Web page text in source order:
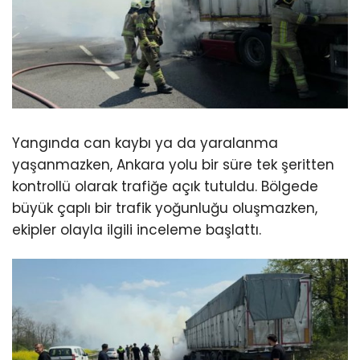
Yangında can kaybı ya da yaralanma
yaşanmazken, Ankara yolu bir süre tek şeritten
kontrollü olarak trafiğe açık tutuldu. Bölgede
büyük çaplı bir trafik yoğunluğu oluşmazken,
ekipler olayla ilgili inceleme başlattı.